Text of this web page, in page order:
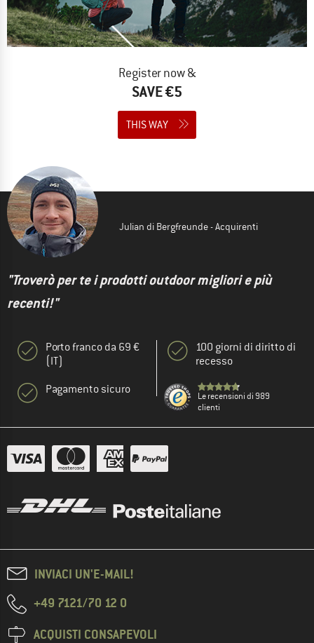
Register now &
SAVE €5
THIS WAY
Julian di Bergfreunde - Acquirenti
"Troverò per te i prodotti outdoor migliori e più
recenti!"
Porto franco da 69 €
(IT)
Pagamento sicuro
100 giorni di diritto di
recesso
Le recensioni di 989
clienti
INVIACI UN'E-MAIL!
+49 7121/70 12 0
ACQUISTI CONSAPEVOLI